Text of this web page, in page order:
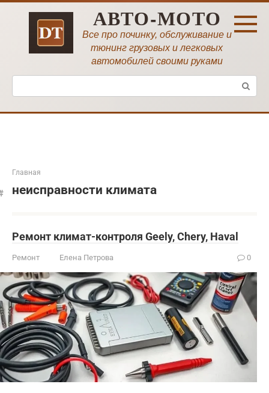
Перейти
АВТО-МОТО
Все про починку, обслуживание и
тюнинг грузовых и легковых
автомобилей своими руками
Поиск:
Главная
неисправности климата
Ремонт климат-контроля Geely, Chery, Haval
Ремонт Елена Петрова 0